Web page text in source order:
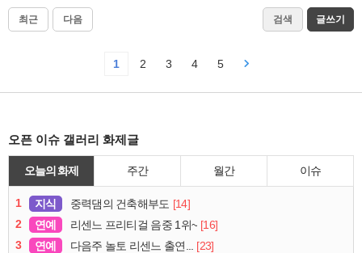
최근 다음 검색 글쓰기
1 2 3 4 5
오픈 이슈 갤러리 화제글
오늘의 화제 주간 월간 이슈
1 지식 중력댐의 건축해부도 [14]
2
연예 리센느 프리티걸 음중 1위~ [16]
3
연예 다음주 놀토 리센느 출연...
[23]